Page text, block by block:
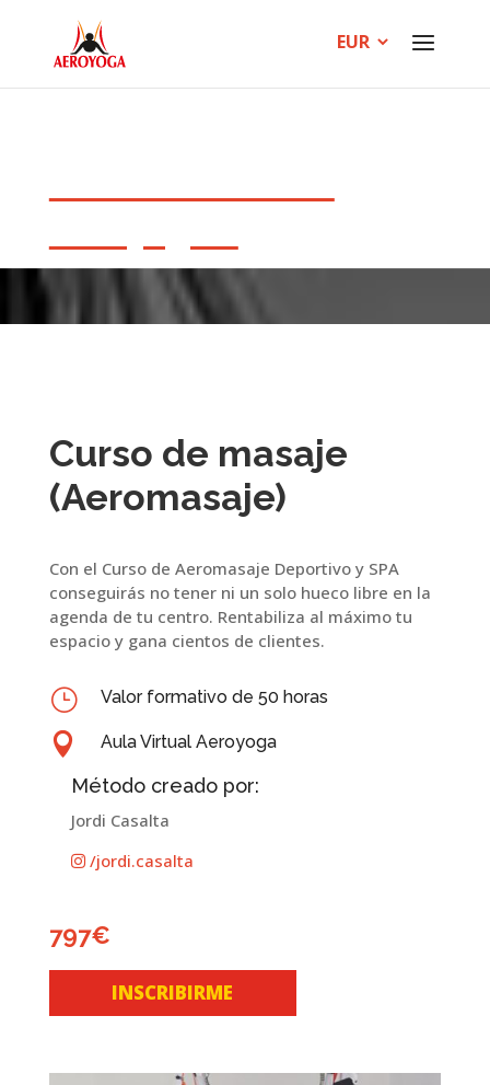
Curso de masaje
(Aeromasaje)
Con el Curso de Aeromasaje Deportivo y SPA
conseguirás no tener ni un solo hueco libre en la
agenda de tu centro. Rentabiliza al máximo tu
espacio y gana cientos de clientes.
} Valor formativo de 50 horas
 Aula Virtual Aeroyoga
Método creado por:
Jordi Casalta
/jordi.casalta
797€
INSCRIBIRME